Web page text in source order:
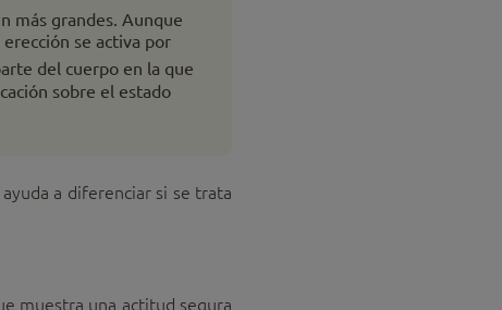
más grandes. Aunque
se activa por
del cuerpo en la que
sobre el estado
a diferenciar si se trata
muestra una actitud segura